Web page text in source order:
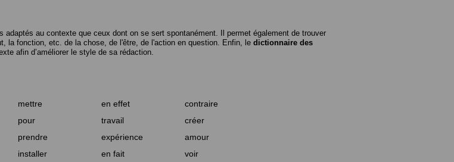
adaptés au contexte que ceux dont on se sert spontanément. Il permet également de trouver
la fonction, etc. de la chose, de l'être, de l'action en question. Enfin, le dictionnaire des
afin d’améliorer le style de sa rédaction.
mettre en effet
contraire
pour travail
créer
prendre expérience
amour
installer en fait voir